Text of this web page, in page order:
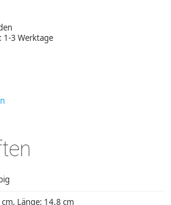
1-3 Werktage
Länge: 14,8 cm